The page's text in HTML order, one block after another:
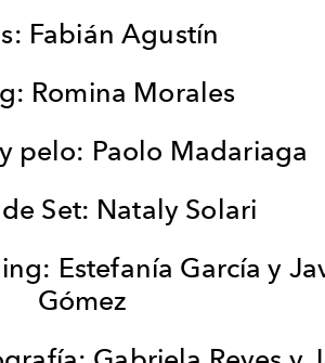
Fabián Agustín
Romina Morales
pelo: Paolo Madariaga
Set: Nataly Solari
Estefanía García y
Gómez